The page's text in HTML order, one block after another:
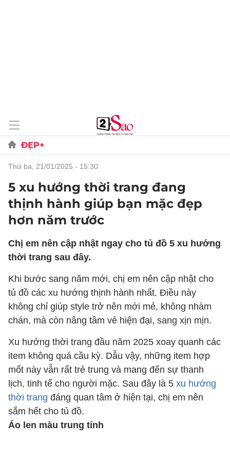
ĐẸP+
thứ ba, 21/01/2025 - 15:30
5 xu hướng thời trang đang
thịnh hành giúp bạn mặc đẹp
hơn năm trước
Chị em nên cập nhật ngay cho tủ đồ 5 xu hướng
thời trang sau đây.
Khi bước sang năm mới, chị em nên cập nhật cho
tủ đồ các xu hướng thịnh hành nhất. Điều này
không chỉ giúp style trở nên mới mẻ, không nhàm
chán, mà còn nâng tầm vẻ hiện đại, sang xịn mịn.
Xu hướng thời trang đầu năm 2025 xoay quanh các
item không quá cầu kỳ. Dẫu vậy, những item hợp
mốt này vẫn rất trẻ trung và mang đến sự thanh
lịch, tinh tế cho người mặc. Sau đây là 5 xu hướng
thời trang đáng quan tâm ở hiện tại, chị em nên
sắm hết cho tủ đồ.
Áo len màu trung tính